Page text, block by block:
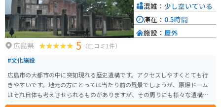
広島県 5 （口コミ1件）
#文化施設
広島市の大都市の中に突如現れる歴史遺構です。アクセスしやすくとても行
きやすいです。地元の方にとっては当たり前の風景でしょうが、原爆ドーム
はそれ自体も考えさせられるものがありますが、その周りにも様々な遺構が
残っているので散策すれば色々と気づかされるスポットです。
混雑： 少し空いている
滞在： 0.5時間
施設： 屋外